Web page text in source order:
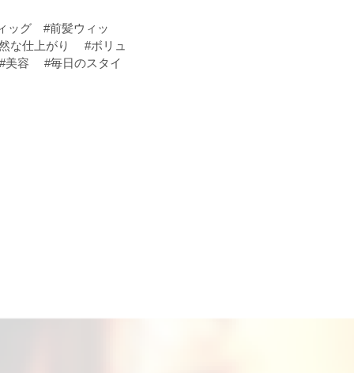
ッグ #前髪ウィッ
な仕上がり #ボリュ
美容 #毎日のスタイ